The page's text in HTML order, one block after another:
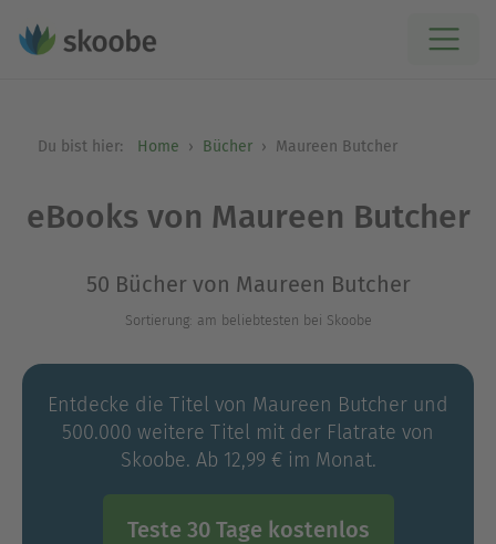
Du bist hier: Home Bücher Maureen Butcher
eBooks von Maureen Butcher
50 Bücher von Maureen Butcher
Sortierung: am beliebtesten bei Skoobe
Entdecke die Titel von Maureen Butcher und
500.000 weitere Titel mit der Flatrate von
Skoobe. Ab 12,99 € im Monat.
Teste 30 Tage kostenlos